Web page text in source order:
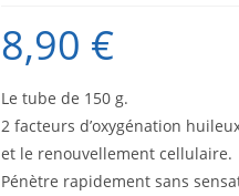
8,90 €
Le tube de 150 g.
2 facteurs d’oxygénation
et le renouvellement cellulaire.
Pénètre rapidement sans